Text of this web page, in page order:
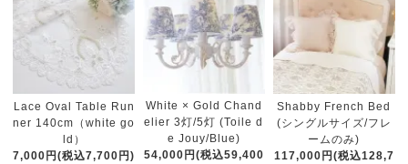
Lace Oval Table Run
ner 140cm（white go
ld）
7,000円(税込7,700円)
White × Gold Chand
elier 3灯/5灯 (Toile d
e Jouy/Blue)
54,000円(税込59,400
Shabby French Bed
(シングルサイズ/フレ
ームのみ)
117,000円(税込128,7